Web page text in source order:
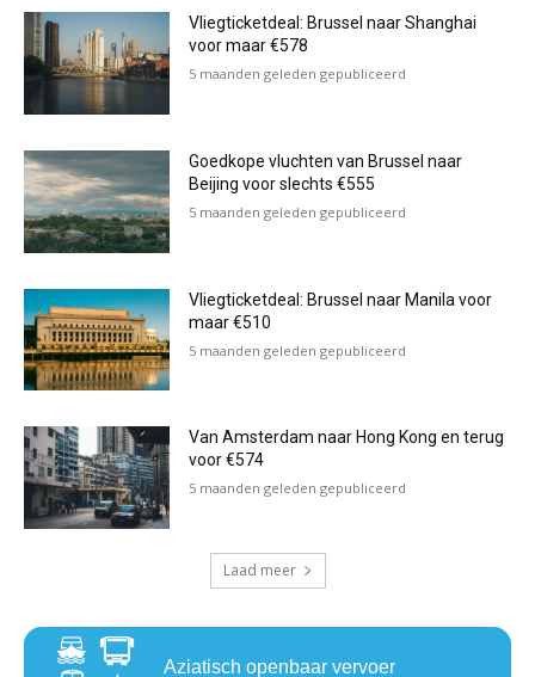
Vliegticketdeal: Brussel naar Shanghai
voor maar €578
5 maanden geleden gepubliceerd
Goedkope vluchten van Brussel naar
Beijing voor slechts €555
5 maanden geleden gepubliceerd
Vliegticketdeal: Brussel naar Manila voor
maar €510
5 maanden geleden gepubliceerd
Van Amsterdam naar Hong Kong en terug
voor €574
5 maanden geleden gepubliceerd
Laad meer
Aziatisch openbaar vervoer